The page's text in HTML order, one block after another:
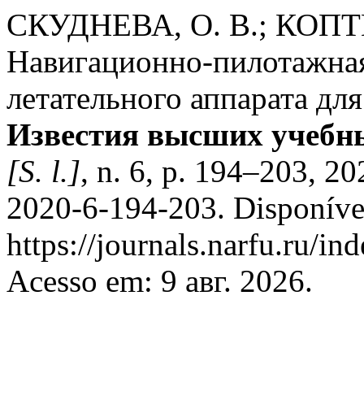
СКУДНЕВА, О. В.;
Навигационно-
летательного аппарата
Известия высших
[S. l.], n. 6, p. 194–203,
2020-6-194-203.
https://journals.narfu.ru/
Acesso em: 9 авг. 2026.